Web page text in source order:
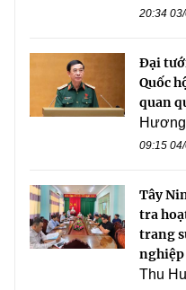
20:34
Đại
Quốc
quan
09:15
Tây
tra
trang
nghiệp
Thu